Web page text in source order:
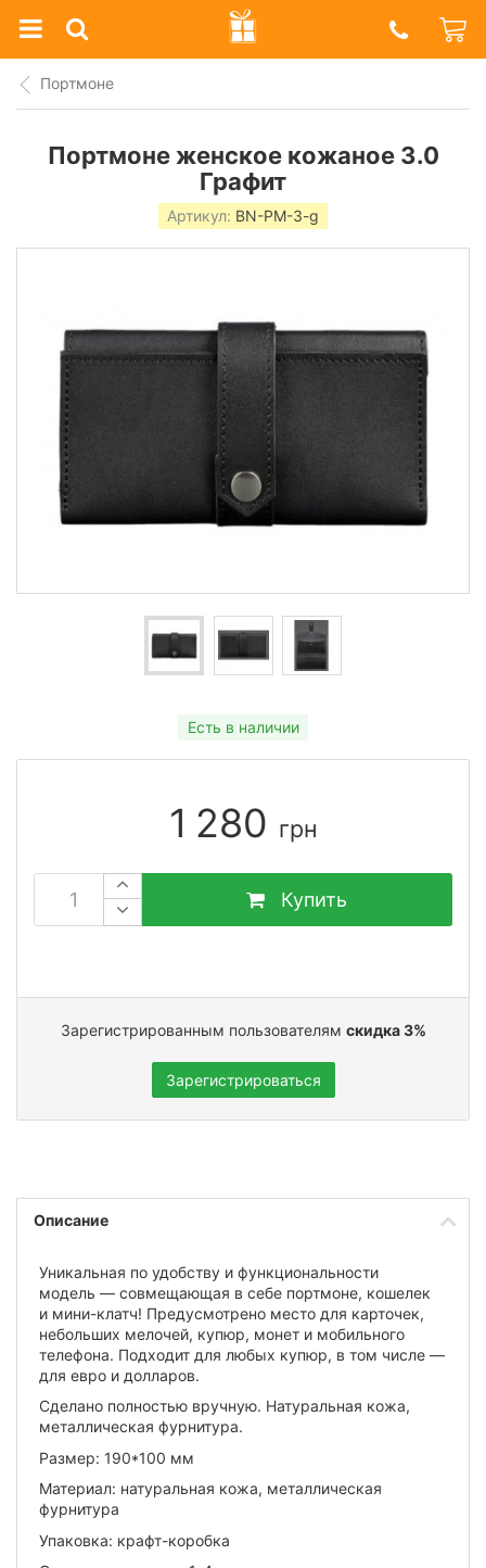
Prazdnik
Shop
Портмоне
Портмоне женское кожаное 3.0
Графит
Артикул: BN-PM-3-g
Есть в наличии
1 280 грн
Купить
Зарегистрированным пользователям скидка 3%
Зарегистрироваться
Описание
Уникальная по удобству и функциональности
модель — совмещающая в себе портмоне, кошелек
и мини-клатч! Предусмотрено место для карточек,
небольших мелочей, купюр, монет и мобильного
телефона. Подходит для любых купюр, в том числе —
для евро и долларов.
Сделано полностью вручную. Натуральная кожа,
металлическая фурнитура.
Размер: 190*100 мм
Материал: натуральная кожа, металлическая
фурнитура
Упаковка: крафт-коробка